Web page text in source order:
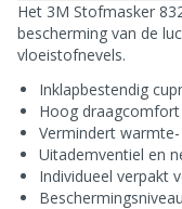
Het 3M Stofmasker
bescherming van de
vloeistofnevels.
Inklapbestendig
Hoog draagcomfort
Vermindert
Uitademventiel en
Individueel verpakt